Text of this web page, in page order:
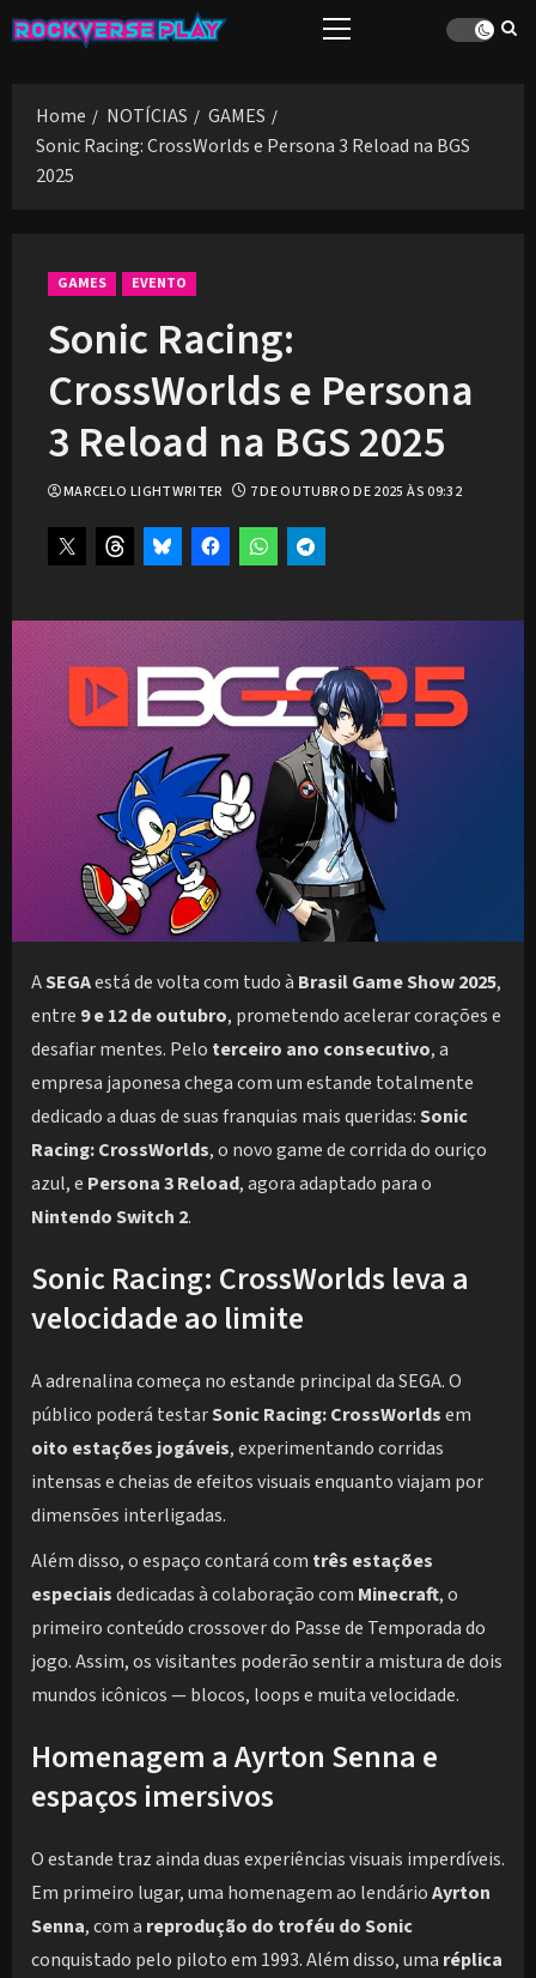
Skip
to
Primary
Home
NOTÍCIAS
GAMES
Sonic Racing: CrossWorlds e Persona 3 Reload na BGS
2025
GAMES EVENTO
Sonic Racing:
CrossWorlds e Persona
3 Reload na BGS 2025
MARCELO LIGHTWRITER 7 DE OUTUBRO DE 2025 ÀS 09:32
ASEGAestá de volta com tudo à Brasil Game Show 2025,
entre 9 e 12 de outubro, prometendo acelerar corações e
desafiar mentes. Pelo terceiro ano consecutivo, a
empresa japonesa chega com um estande totalmente
dedicado a duas de suas franquias mais queridas:Sonic
Racing: CrossWorlds, o novo game de corrida do ouriço
azul, e Persona 3 Reload, agora adaptado para o
Nintendo Switch 2.
Sonic Racing: CrossWorlds leva a
velocidade ao limite
A adrenalina começa no estande principal da SEGA. O
público poderá testarSonic Racing: CrossWorldsem
oito estações jogáveis, experimentando corridas
intensas e cheias de efeitos visuais enquanto viajam por
dimensões interligadas.
Além disso, o espaço contará com três estações
especiaisdedicadas à colaboração com Minecraft, o
primeiro conteúdo crossover do Passe de Temporada do
jogo. Assim, os visitantes poderão sentir a mistura de dois
mundos icônicos — blocos, loops e muita velocidade.
Homenagem a Ayrton Senna e
espaços imersivos
O estande traz ainda duas experiências visuais imperdíveis.
Em primeiro lugar, uma homenagem ao lendárioAyrton
Senna, com a reprodução do troféu do Sonic
conquistado pelo piloto em 1993. Além disso, uma réplica